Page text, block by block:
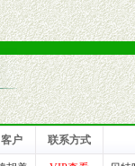
咨询中
疑问。
客户 联系方式